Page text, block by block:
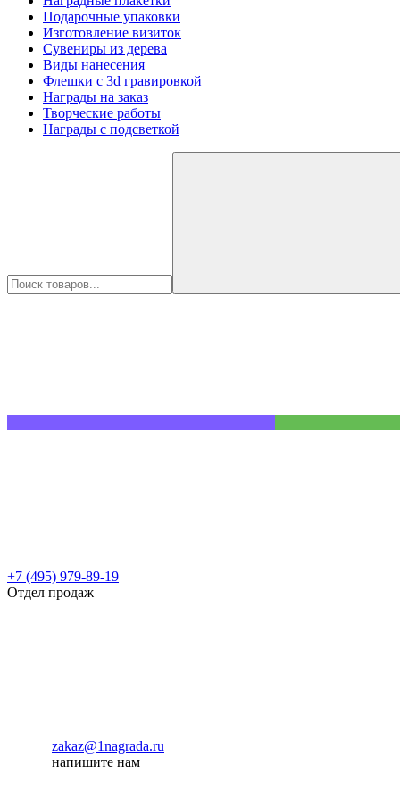
Подарочные упаковки
Изготовление визиток
Сувениры из дерева
Виды нанесения
Флешки с 3d гравировкой
Награды на заказ
Творческие работы
Награды с подсветкой
+7 (495) 979-89-19
Отдел продаж
zakaz@1nagrada.ru
напишите нам